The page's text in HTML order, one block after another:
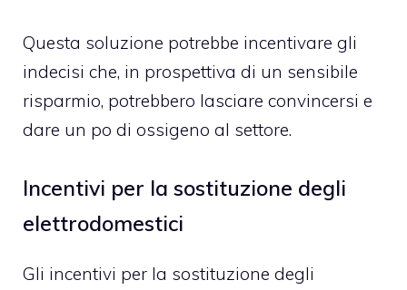
Questa soluzione potrebbe incentivare gli
indecisi che, in prospettiva di un sensibile
risparmio, potrebbero lasciare convincersi e
dare un po di ossigeno al settore.
Incentivi per la sostituzione degli
elettrodomestici
Gli incentivi per la sostituzione degli